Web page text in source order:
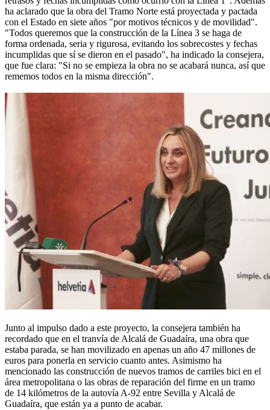
ha aclarado que la obra del Tramo Norte está proyectada y pactada
con el Estado en siete años "por motivos técnicos y de movilidad".
"Todos queremos que la construcción de la Línea 3 se haga de
forma ordenada, seria y rigurosa, evitando los sobrecostes y fechas
incumplidas que sí se dieron en el pasado", ha indicado la consejera,
que fue clara: "Si no se empieza la obra no se acabará nunca, así que
rememos todos en la misma dirección".
Junto al impulso dado a este proyecto, la consejera también ha
recordado que en el tranvía de Alcalá de Guadaíra, una obra que
estaba parada, se han movilizado en apenas un año 47 millones de
euros para ponerla en servicio cuanto antes. Asimismo ha
mencionado las construcción de nuevos tramos de carriles bici en el
área metropolitana o las obras de reparación del firme en un tramo
de 14 kilómetros de la autovía A-92 entre Sevilla y Alcalá de
Guadaíra, que están ya a punto de acabar.